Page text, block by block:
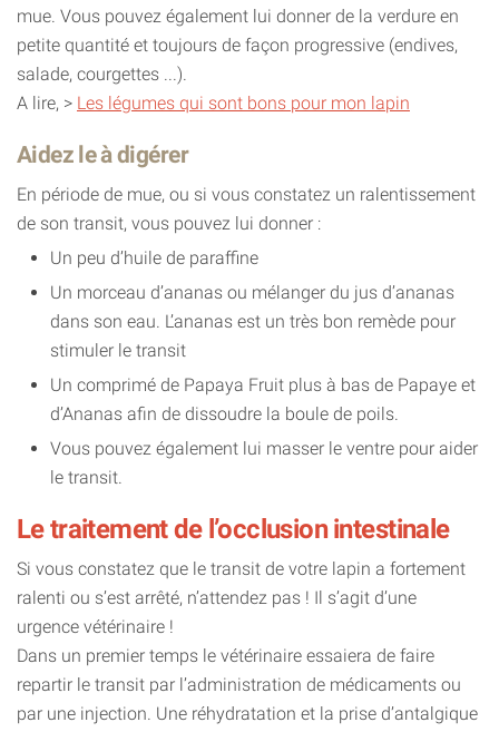
mue. Vous pouvez également lui donner de la verdure en
petite quantité et toujours de façon progressive (endives,
salade, courgettes ...).
A lire, > Les légumes qui sont bons pour mon lapin
Aidez le à digérer
En période de mue, ou si vous constatez un ralentissement
de son transit, vous pouvez lui donner :
Un peu d’huile de paraffine
Un morceau d’ananas ou mélanger du jus d’ananas
dans son eau. L’ananas est un très bon remède pour
stimuler le transit
Un comprimé de Papaya Fruit plus à bas de Papaye et
d’Ananas afin de dissoudre la boule de poils.
Vous pouvez également lui masser le ventre pour aider
le transit.
Le traitement de l’occlusion intestinale
Si vous constatez que le transit de votre lapin a fortement
ralenti ou s’est arrêté, n’attendez pas ! Il s’agit d’une
urgence vétérinaire !
Dans un premier temps le vétérinaire essaiera de faire
repartir le transit par l’administration de médicaments ou
par une injection. Une réhydratation et la prise d’antalgique